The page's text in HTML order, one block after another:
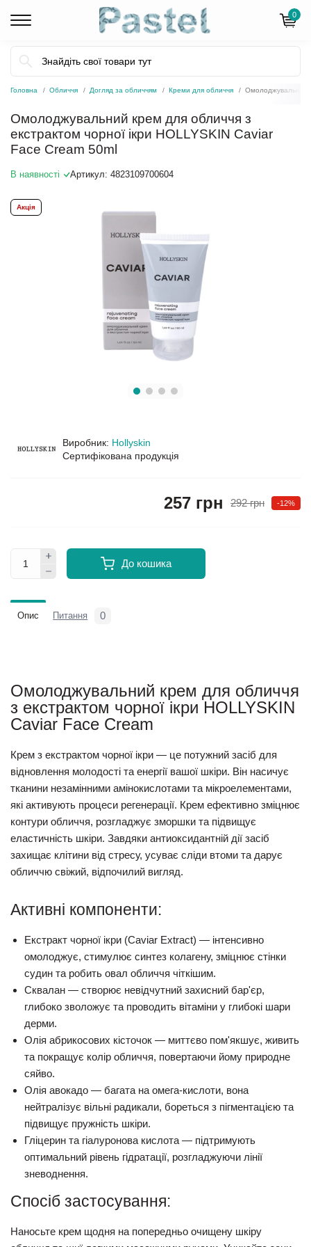
0
Головна Обличчя Догляд за обличчям Креми для обличчя Омолоджувальний
Омолоджувальний крем для обличчя з
екстрактом чорної ікри HOLLYSKIN Caviar
Face Cream 50ml
В наявності Артикул: 4823109700604
Акція
Виробник: Hollyskin
Сертифікована продукція
292 грн -12%
257 грн
До кошика
Опис Питання 0
Омолоджувальний крем для обличчя
з екстрактом чорної ікри HOLLYSKIN
Caviar Face Cream
Крем з екстрактом чорної ікри — це потужний засіб для
відновлення молодості та енергії вашої шкіри. Він насичує
тканини незамінними амінокислотами та мікроелементами,
які активують процеси регенерації. Крем ефективно зміцнює
контури обличчя, розгладжує зморшки та підвищує
еластичність шкіри. Завдяки антиоксидантній дії засіб
захищає клітини від стресу, усуває сліди втоми та дарує
обличчю свіжий, відпочилий вигляд.
Активні компоненти:
Екстракт чорної ікри (Caviar Extract) — інтенсивно
омолоджує, стимулює синтез колагену, зміцнює стінки
судин та робить овал обличчя чіткішим.
Сквалан — створює невідчутний захисний бар'єр,
глибоко зволожує та проводить вітаміни у глибокі шари
дерми.
Олія абрикосових кісточок — миттєво пом'якшує, живить
та покращує колір обличчя, повертаючи йому природне
сяйво.
Олія авокадо — багата на омега-кислоти, вона
нейтралізує вільні радикали, бореться з пігментацією та
підвищує пружність шкіри.
Гліцерин та гіалуронова кислота — підтримують
оптимальний рівень гідратації, розгладжуючи лінії
зневоднення.
Спосіб застосування:
Наносьте крем щодня на попередньо очищену шкіру